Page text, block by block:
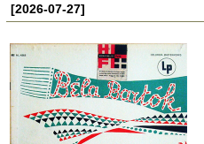
[2026-07-27]